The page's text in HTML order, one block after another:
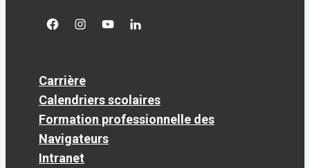
facebookgoogleplus
googleplusgoogleplus
Carrière
Calendriers scolaires
Formation professionnelle des
Navigateurs
Intranet